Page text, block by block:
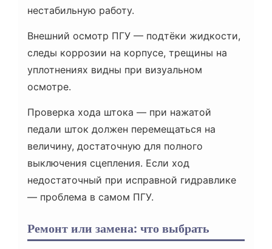
нестабильную работу.
Внешний осмотр ПГУ — подтёки жидкости,
следы коррозии на корпусе, трещины на
уплотнениях видны при визуальном
осмотре.
Проверка хода штока — при нажатой
педали шток должен перемещаться на
величину, достаточную для полного
выключения сцепления. Если ход
недостаточный при исправной гидравлике
— проблема в самом ПГУ.
Ремонт или замена: что выбрать